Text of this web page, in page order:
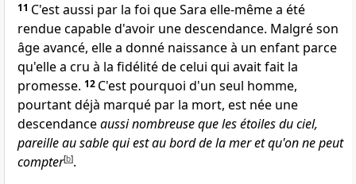
11 C'est aussi par la foi que Sara elle-même a été
rendue capable d'avoir une descendance. Malgré son
âge avancé, elle a donné naissance à un enfant parce
qu'elle a cru à la fidélité de celui qui avait fait la
promesse. 12 C'est pourquoi d'un seul homme,
pourtant déjà marqué par la mort, est née une
descendanceaussi nombreuse que les étoiles du ciel,
pareille au sable qui est au bord de la mer et qu'on ne peut
compter[b].